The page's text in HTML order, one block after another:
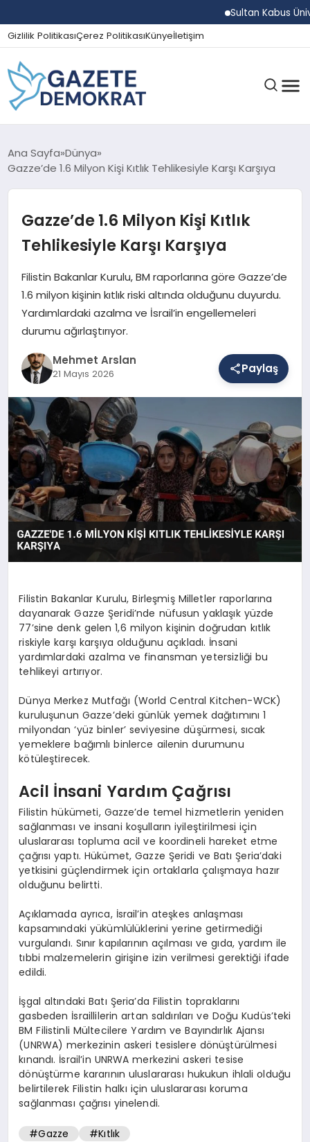
Sultan Kabus
Gizlilik PolitikasıÇerez PolitikasıKünyeİletişim
GÜNDEM
SPOR
MAGAZIN
SAĞLIK
EĞITIM
DÜNYA
YAŞAM
Ana Sayfa Dünya
Gazze’de 1.6 Milyon Kişi Kıtlık Tehlikesiyle Karşı Karşıya
Gazze’de 1.6 Milyon Kişi Kıtlık
Tehlikesiyle Karşı Karşıya
Filistin Bakanlar Kurulu, BM raporlarına göre Gazze’de
1.6 milyon kişinin kıtlık riski altında olduğunu duyurdu.
Yardımlardaki azalma ve İsrail’in engellemeleri
durumu ağırlaştırıyor.
Mehmet Arslan
21 Mayıs 2026 Paylaş
Filistin Bakanlar Kurulu, Birleşmiş Milletler raporlarına
dayanarak Gazze Şeridi’nde nüfusun yaklaşık yüzde
77’sine denk gelen 1,6 milyon kişinin doğrudan kıtlık
riskiyle karşı karşıya olduğunu açıkladı. İnsani
yardımlardaki azalma ve finansman yetersizliği bu
tehlikeyi artırıyor.
Dünya Merkez Mutfağı (World Central Kitchen-WCK)
kuruluşunun Gazze’deki günlük yemek dağıtımını 1
milyondan ‘yüz binler’ seviyesine düşürmesi, sıcak
yemeklere bağımlı binlerce ailenin durumunu
kötüleştirecek.
Acil İnsani Yardım Çağrısı
Filistin hükümeti, Gazze’de temel hizmetlerin yeniden
sağlanması ve insani koşulların iyileştirilmesi için
uluslararası topluma acil ve koordineli hareket etme
çağrısı yaptı. Hükümet, Gazze Şeridi ve Batı Şeria’daki
yetkisini güçlendirmek için ortaklarla çalışmaya hazır
olduğunu belirtti.
Açıklamada ayrıca, İsrail’in ateşkes anlaşması
kapsamındaki yükümlülüklerini yerine getirmediği
vurgulandı. Sınır kapılarının açılması ve gıda, yardım ile
tıbbi malzemelerin girişine izin verilmesi gerektiği ifade
edildi.
İşgal altındaki Batı Şeria’da Filistin topraklarını
gasbeden İsraillilerin artan saldırıları ve Doğu Kudüs’teki
BM Filistinli Mültecilere Yardım ve Bayındırlık Ajansı
(UNRWA) merkezinin askeri tesislere dönüştürülmesi
kınandı. İsrail’in UNRWA merkezini askeri tesise
dönüştürme kararının uluslararası hukukun ihlali olduğu
belirtilerek Filistin halkı için uluslararası koruma
sağlanması çağrısı yinelendi.
#Gazze #Kıtlık